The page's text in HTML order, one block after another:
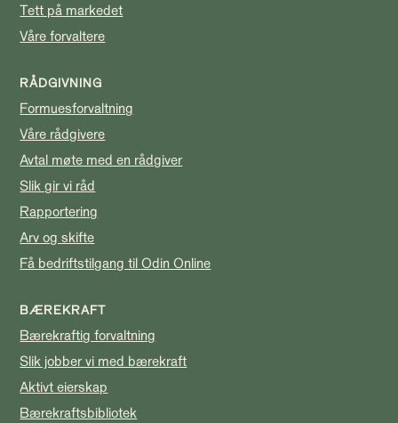
Tett på markedet
Våre forvaltere
RÅDGIVNING
Formuesforvaltning
Våre rådgivere
Avtal møte med en rådgiver
Slik gir vi råd
Rapportering
Arv og skifte
Få bedriftstilgang til Odin Online
BÆREKRAFT
Bærekraftig forvaltning
Slik jobber vi med bærekraft
Aktivt eierskap
Bærekraftsbibliotek